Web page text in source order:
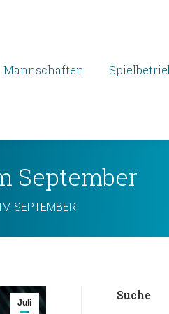
Mannschaften
September
SEPTEMBER
Juli
Suche